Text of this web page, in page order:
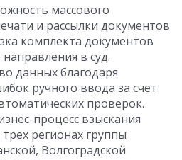
массового
и рассылки документов
комплекта документов
в суд.
данных благодаря
ручного ввода за счет
проверок.
процесс взыскания
регионах группы
Волгоградской